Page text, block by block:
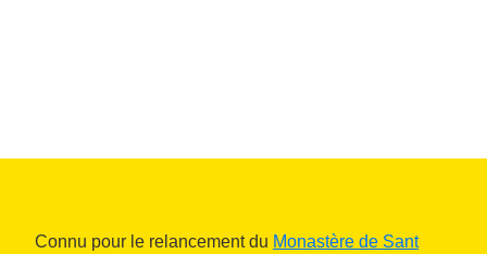
Connu pour le relancement du Monastère de Sant